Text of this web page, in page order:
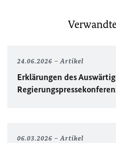
24.06.2026 Artikel
Erklärungen des
06.03.2026 Artikel